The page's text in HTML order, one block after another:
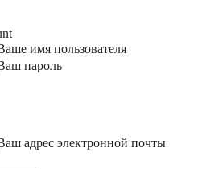
имя пользователя
пароль
адрес электронной почты